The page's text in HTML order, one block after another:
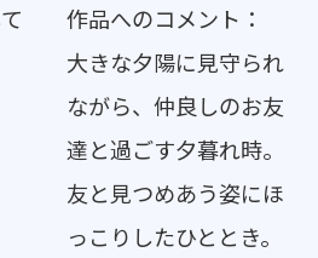
作品へのコメント：
大きな夕陽に見守られ
ながら、仲良しのお友
達と過ごす夕暮れ時。
友と見つめあう姿にほ
っこりしたひととき。